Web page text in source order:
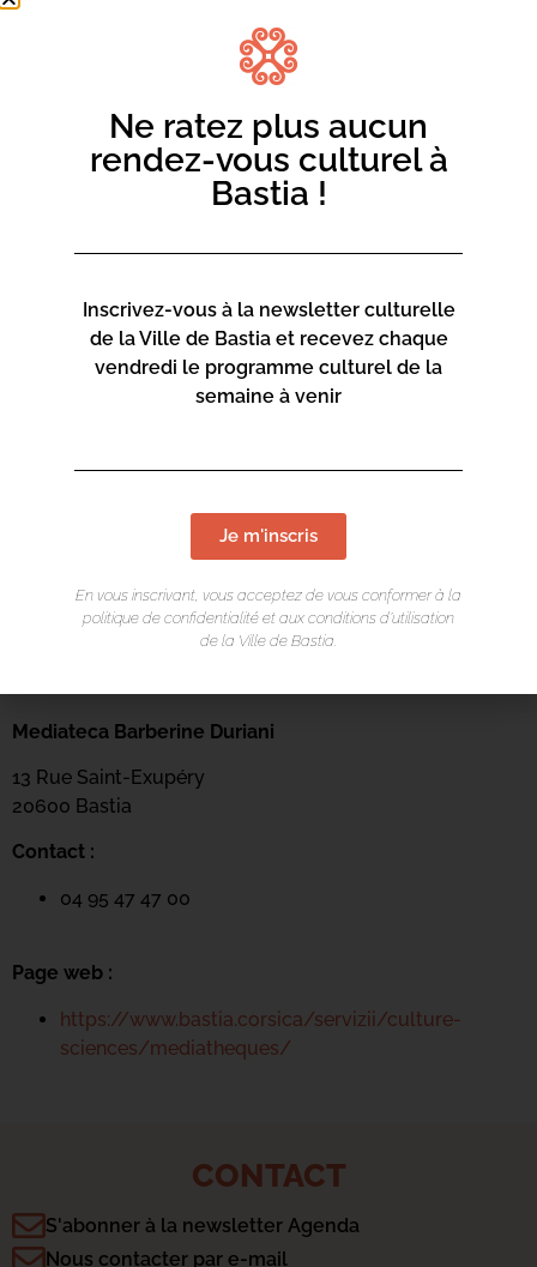
Mediateca Barberine Duriani
13 Rue Saint-Exupéry
20600 Bastia
Contact :
04 95 47 47 00
Page web :
https://www.bastia.corsica/servizii/culture-
sciences/mediatheques/
CONTACT
S'abonner à la newsletter Agenda
Nous contacter par e-mail
Ne ratez plus aucun
rendez-vous culturel à
Bastia !
Inscrivez-vous à la newsletter culturelle
de la Ville de Bastia et recevez chaque
vendredi le programme culturel de la
semaine à venir
Je m'inscris
En vous inscrivant, vous acceptez de vous conformer à la
politique de confidentialité et aux conditions d’utilisation
de la Ville de Bastia.